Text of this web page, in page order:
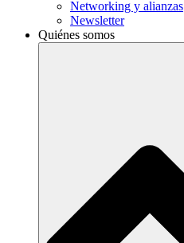
Networking y alianzas
Newsletter
Quiénes somos